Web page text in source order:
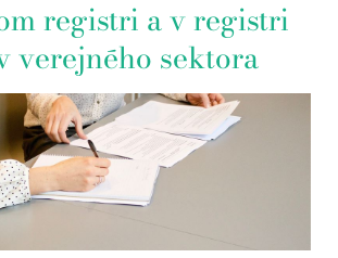
registri a v registri
verejného sektora